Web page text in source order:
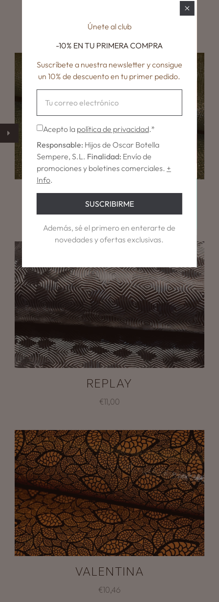
€10,80
CITY
€14,25
REPLAY
€11,00
VALENTINA
€10,46
Únete al club
-10% EN TU PRIMERA COMPRA
Suscríbete a nuestra newsletter y consigue
un 10% de descuento en tu primer pedido.
Acepto la política de privacidad.*
Responsable: Hijos de Oscar Botella
Sempere, S.L. Finalidad: Envío de
promociones y boletines comerciales. +
Info.
SUSCRIBIRME
Además, sé el primero en enterarte de
novedades y ofertas exclusivas.